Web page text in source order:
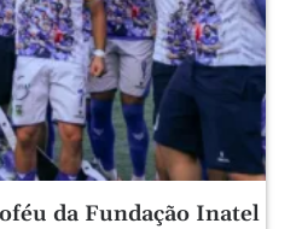
da Fundação Inatel